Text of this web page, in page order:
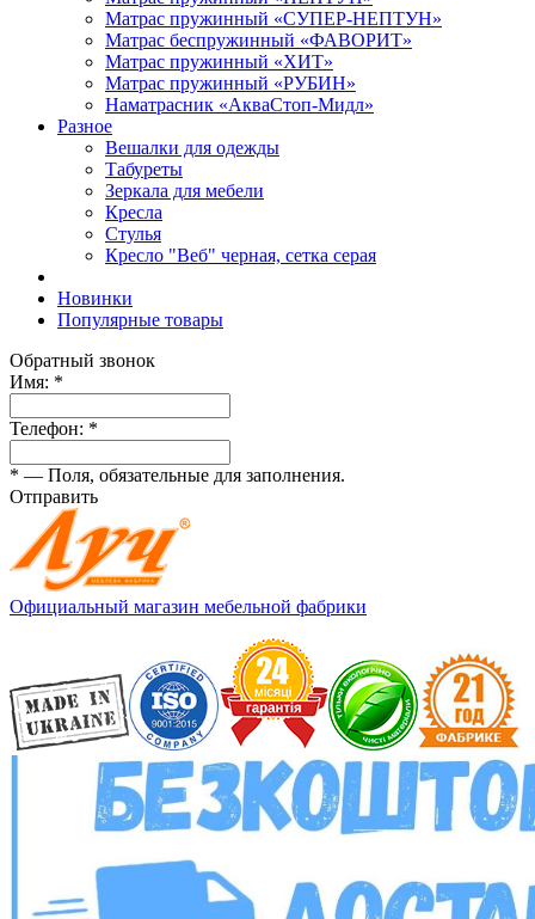
Матрас пружинный «СУПЕР-НЕПТУН»
Матрас беспружинный «ФАВОРИТ»
Матрас пружинный «ХИТ»
Матрас пружинный «РУБИН»
Наматрасник «АкваСтоп-Мидл»
Разное
Вешалки для одежды
Табуреты
Зеркала для мебели
Кресла
Стулья
Кресло "Веб" черная, сетка серая
Новинки
Популярные товары
Обратный звонок
Имя: *
Телефон: *
* — Поля, обязательные для заполнения.
Отправить
Официальный магазин мебельной фабрики